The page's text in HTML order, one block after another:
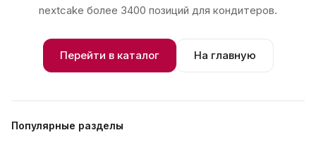
nextcake более 3400 позиций для кондитеров.
Перейти в каталог На главную
Популярные разделы